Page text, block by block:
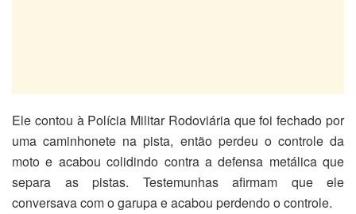
Ele contou à Polícia Militar Rodoviária que foi fechado por
uma caminhonete na pista, então perdeu o controle da
moto e acabou colidindo contra a defensa metálica que
separa as pistas. Testemunhas afirmam que ele
conversava com o garupa e acabou perdendo o controle.